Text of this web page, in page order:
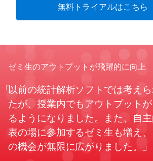
無料トライアルはこちら
ゼミ生のアウトプットが飛躍的に向上
以前の統計解析ソフトでは考え
たが、授業内でもアウトプット
るようになりました。また、自
表の場に参加するゼミ生も増え
の機会が無限に広がりました。